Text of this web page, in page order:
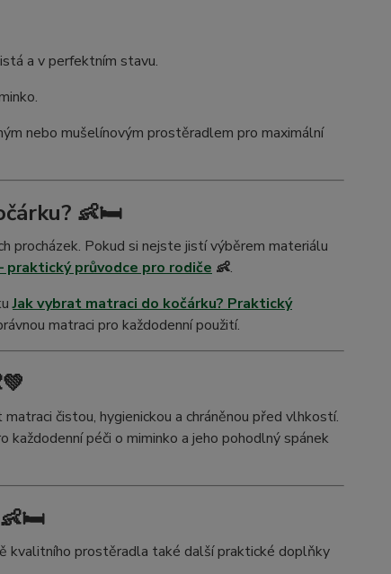
a v perfektním stavu.
nebo mušelínovým prostěradlem pro maximální
👶🛏️
procházek. Pokud si nejste jistí výběrem materiálu
průvodce pro rodiče 👶.
Jak vybrat matraci do kočárku? Praktický
matraci pro každodenní použití.
čistou, hygienickou a chráněnou před vlhkostí.
péči o miminko a jeho pohodlný spánek
👶🛏️
kvalitního prostěradla také další praktické doplňky